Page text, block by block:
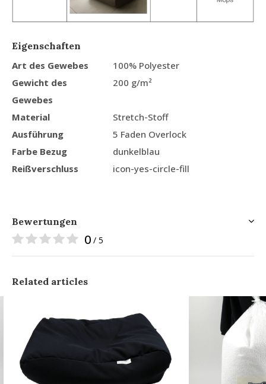
Eigenschaften
Art des Gewebes
100% Polyester
Gewicht des
Gewebes
200 g/m²
Material
Stretch-Stoff
Ausführung
5 Faden Overlock
Farbe Bezug
dunkelblau
Reißverschluss
icon-yes-circle-fill
Bewertungen
0 / 5
Related articles